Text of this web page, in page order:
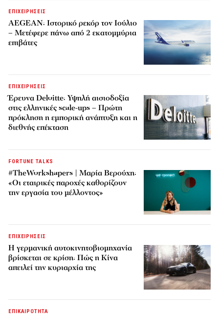
ΕΠΙΧΕΙΡΗΣΕΙΣ
AEGEAN: Ιστορικό ρεκόρ τον Ιούλιο
– Μετέφερε πάνω από 2 εκατομμύρια
επιβάτες
ΕΠΙΧΕΙΡΗΣΕΙΣ
Έρευνα Deloitte: Υψηλή αισιοδοξία
στις ελληνικές scale-ups – Πρώτη
πρόκληση η εμπορική ανάπτυξη και η
διεθνής επέκταση
FORTUNE TALKS
#TheWorkshapers | Μαρία Βερούχη:
«Οι εταιρικές παροχές καθορίζουν
την εργασία του μέλλοντος»
ΕΠΙΧΕΙΡΗΣΕΙΣ
Η γερμανική αυτοκινητοβιομηχανία
βρίσκεται σε κρίση: Πώς η Κίνα
απειλεί την κυριαρχία της
ΕΠΙΚΑΙΡΟΤΗΤΑ